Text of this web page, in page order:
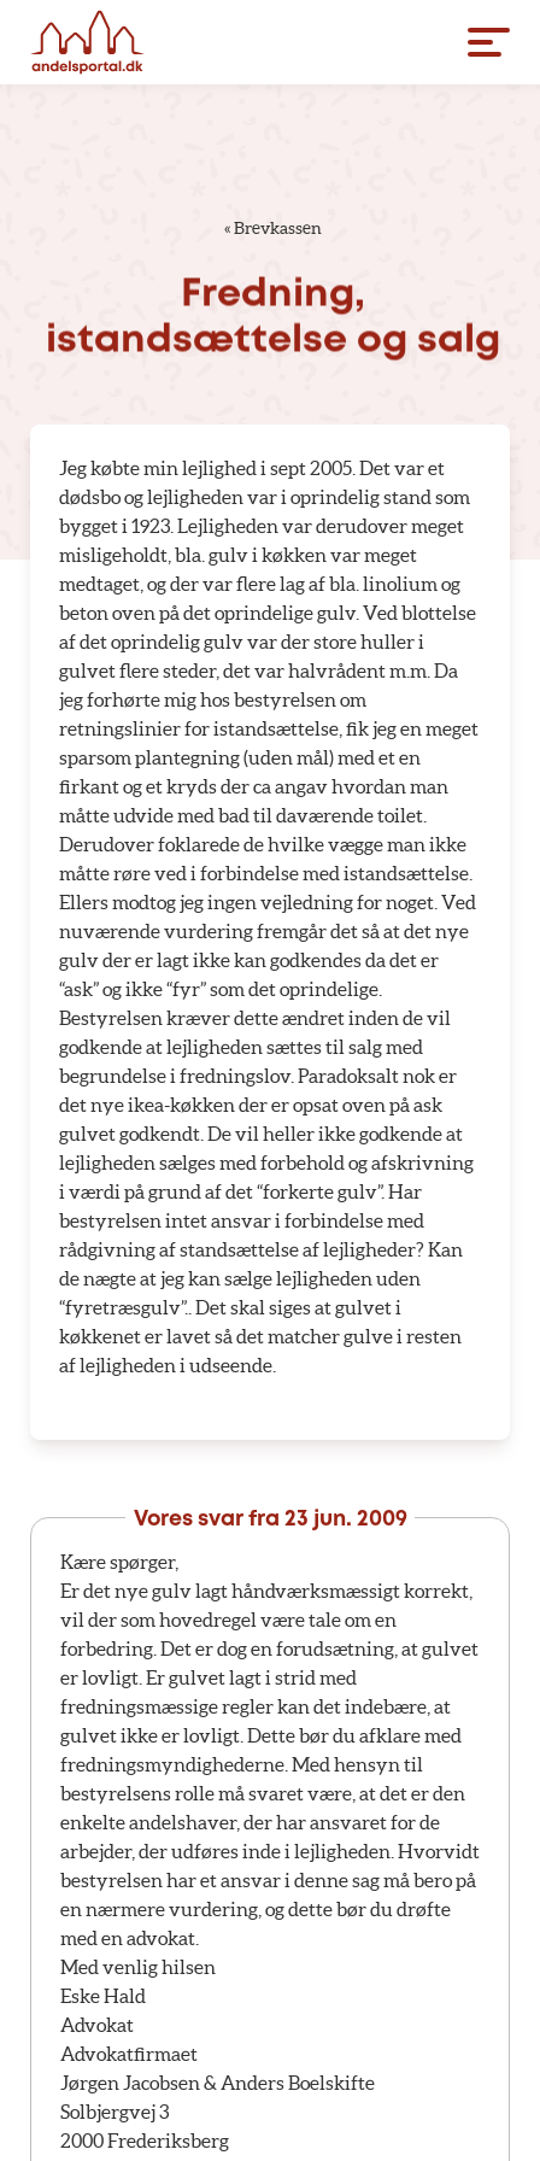
«Brevkassen
Fredning,
istandsættelse og salg
Jeg købte min lejlighed i sept 2005. Det var et
dødsbo og lejligheden var i oprindelig stand som
bygget i 1923. Lejligheden var derudover meget
misligeholdt, bla. gulv i køkken var meget
medtaget, og der var flere lag af bla. linolium og
beton oven på det oprindelige gulv. Ved blottelse
af det oprindelig gulv var der store huller i
gulvet flere steder, det var halvrådent m.m. Da
jeg forhørte mig hos bestyrelsen om
retningslinier for istandsættelse, fik jeg en meget
sparsom plantegning (uden mål) med et en
firkant og et kryds der ca angav hvordan man
måtte udvide med bad til daværende toilet.
Derudover foklarede de hvilke vægge man ikke
måtte røre ved i forbindelse med istandsættelse.
Ellers modtog jeg ingen vejledning for noget. Ved
nuværende vurdering fremgår det så at det nye
gulv der er lagt ikke kan godkendes da det er
“ask” og ikke “fyr” som det oprindelige.
Bestyrelsen kræver dette ændret inden de vil
godkende at lejligheden sættes til salg med
begrundelse i fredningslov. Paradoksalt nok er
det nye ikea-køkken der er opsat oven på ask
gulvet godkendt. De vil heller ikke godkende at
lejligheden sælges med forbehold og afskrivning
i værdi på grund af det “forkerte gulv”. Har
bestyrelsen intet ansvar i forbindelse med
rådgivning af standsættelse af lejligheder? Kan
de nægte at jeg kan sælge lejligheden uden
“fyretræsgulv”.. Det skal siges at gulvet i
køkkenet er lavet så det matcher gulve i resten
af lejligheden i udseende.
Vores svar fra 23 jun. 2009
Kære spørger,
Er det nye gulv lagt håndværksmæssigt korrekt,
vil der som hovedregel være tale om en
forbedring. Det er dog en forudsætning, at gulvet
er lovligt. Er gulvet lagt i strid med
fredningsmæssige regler kan det indebære, at
gulvet ikke er lovligt. Dette bør du afklare med
fredningsmyndighederne. Med hensyn til
bestyrelsens rolle må svaret være, at det er den
enkelte andelshaver, der har ansvaret for de
arbejder, der udføres inde i lejligheden. Hvorvidt
bestyrelsen har et ansvar i denne sag må bero på
en nærmere vurdering, og dette bør du drøfte
med en advokat.
Med venlig hilsen
Eske Hald
Advokat
Advokatfirmaet
Jørgen Jacobsen & Anders Boelskifte
Solbjergvej 3
2000 Frederiksberg